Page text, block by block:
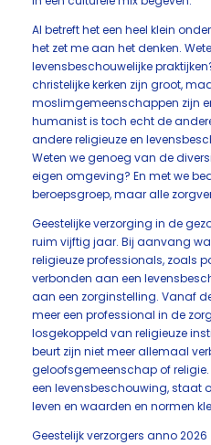
Al betreft het een heel klein
het zet me aan het denken.
levensbeschouwelijke
christelijke kerken zijn groot,
moslimgemeenschappen zijn er
humanist is toch echt de
andere religieuze en
Weten we genoeg van de
eigen omgeving? En met we
beroepsgroep, maar alle
Geestelijke verzorging in de
ruim vijftig jaar. Bij aanvang
religieuze professionals, zoals
verbonden aan een
aan een zorginstelling. Vanaf
meer een professional in de
losgekoppeld van religieuze
beurt zijn niet meer allemaal
geloofsgemeenschap of
een levensbeschouwing, staat
leven en waarden en normen
Geestelijk verzorgers anno